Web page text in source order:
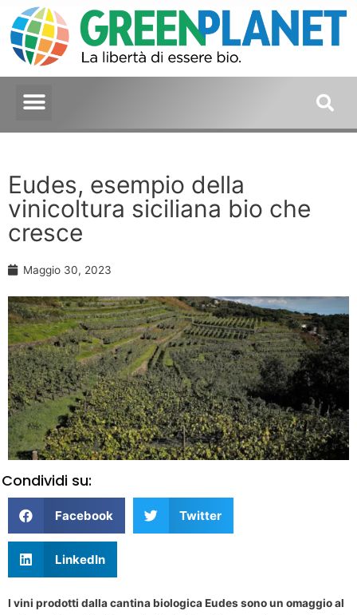
Eudes, esempio della
vinicoltura siciliana bio che
cresce
Maggio 30, 2023
Condividi su:
Facebook Twitter
LinkedIn
I vini prodotti dalla cantina biologica Eudes sono un omaggio al